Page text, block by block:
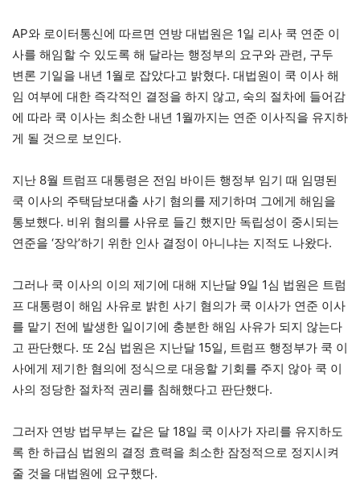
AP와 로이터통신에 따르면 연방 대법원은 1일 리사 쿡 연준 이
사를 해임할 수 있도록 해 달라는 행정부의 요구와 관련, 구두
변론 기일을 내년 1월로 잡았다고 밝혔다. 대법원이 쿡 이사 해
임 여부에 대한 즉각적인 결정을 하지 않고, 숙의 절차에 들어감
에 따라 쿡 이사는 최소한 내년 1월까지는 연준 이사직을 유지하
게 될 것으로 보인다.
지난 8월 트럼프 대통령은 전임 바이든 행정부 임기 때 임명된
쿡 이사의 주택담보대출 사기 혐의를 제기하며 그에게 해임을
통보했다. 비위 혐의를 사유로 들긴 했지만 독립성이 중시되는
연준을 ‘장악’하기 위한 인사 결정이 아니냐는 지적도 나왔다.
그러나 쿡 이사의 이의 제기에 대해 지난달 9일 1심 법원은 트럼
프 대통령이 해임 사유로 밝힌 사기 혐의가 쿡 이사가 연준 이사
를 맡기 전에 발생한 일이기에 충분한 해임 사유가 되지 않는다
고 판단했다. 또 2심 법원은 지난달 15일, 트럼프 행정부가 쿡 이
사에게 제기한 혐의에 정식으로 대응할 기회를 주지 않아 쿡 이
사의 정당한 절차적 권리를 침해했다고 판단했다.
그러자 연방 법무부는 같은 달 18일 쿡 이사가 자리를 유지하도
록 한 하급심 법원의 결정 효력을 최소한 잠정적으로 정지시켜
줄 것을 대법원에 요구했다.